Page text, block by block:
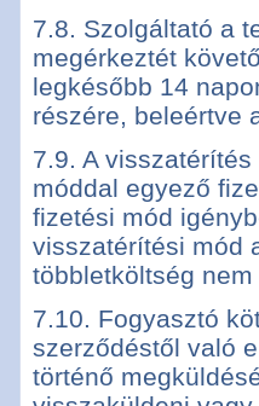
7.8. Szolgáltató a
megérkeztét
legkésőbb 14
részére, beleértve
7.9. A
móddal egyező
fizetési mód
visszatérítési mód
többletköltség
7.10. Fogyasztó
szerződéstől való
történő